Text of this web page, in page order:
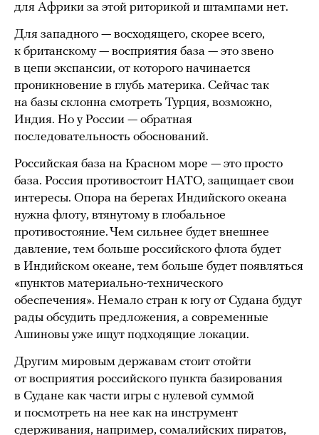
для Африки за этой риторикой и штампами нет.
Для западного — восходящего, скорее всего,
к британскому — восприятия база — это звено
в цепи экспансии, от которого начинается
проникновение в глубь материка. Сейчас так
на базы склонна смотреть Турция, возможно,
Индия. Но у России — обратная
последовательность обоснований.
Российская база на Красном море — это просто
база. Россия противостоит НАТО, защищает свои
интересы. Опора на берегах Индийского океана
нужна флоту, втянутому в глобальное
противостояние. Чем сильнее будет внешнее
давление, тем больше российского флота будет
в Индийском океане, тем больше будет появляться
«пунктов материально-технического
обеспечения». Немало стран к югу от Судана будут
рады обсудить предложения, а современные
Ашиновы уже ищут подходящие локации.
Другим мировым державам стоит отойти
от восприятия российского пункта базирования
в Судане как части игры с нулевой суммой
и посмотреть на нее как на инструмент
сдерживания, например, сомалийских пиратов,